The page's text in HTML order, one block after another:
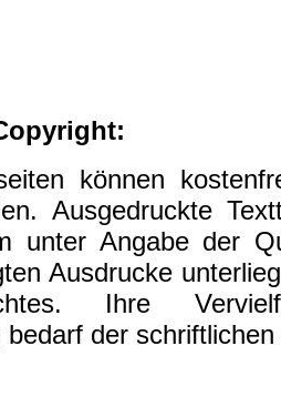
können
Ausgedruckte
unter Angabe der
Ausdrucke
Ihre
der